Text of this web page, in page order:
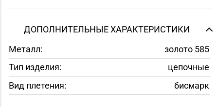
ДОПОЛНИТЕЛЬНЫЕ ХАРАКТЕРИСТИКИ
Металл:
золото 585
Тип изделия:
цепочные
Вид плетения:
бисмарк